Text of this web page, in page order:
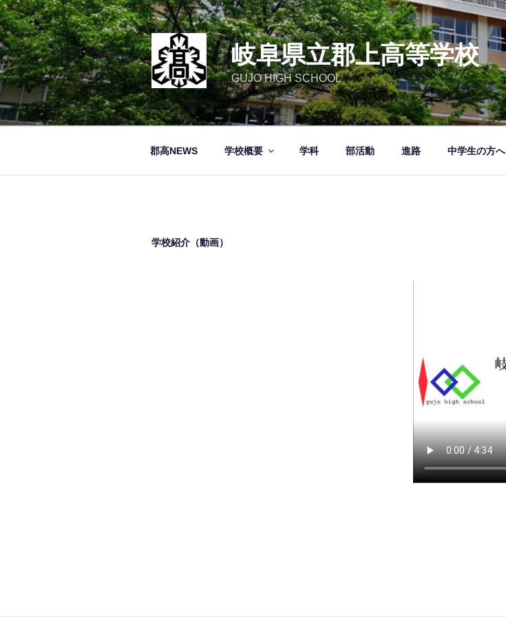
コ
ン
テ
ン
ツ
ス
キ
岐阜県立郡上高等学校
GUJO HIGH SCHOOL
郡高NEWS 学校概要 学科 部活動 進路 中学生の方へ
学校紹介（動画）